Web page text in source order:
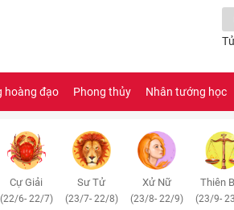
hoàng đạo Phong thủy Nhân tướng học
Cự Giải
(22/6- 22/7)
Sư Tử
(23/7- 22/8)
Xử Nữ
(23/8- 22/9)
Thiên
(23/9-